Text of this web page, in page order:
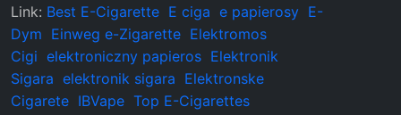
Link: Best E-Cigarette E ciga e papierosy E-
Dym Einweg e-Zigarette Elektromos
Cigi elektroniczny papieros Elektronik
Sigara elektronik sigara Elektronske
Cigarete IBVape Top E-Cigarettes